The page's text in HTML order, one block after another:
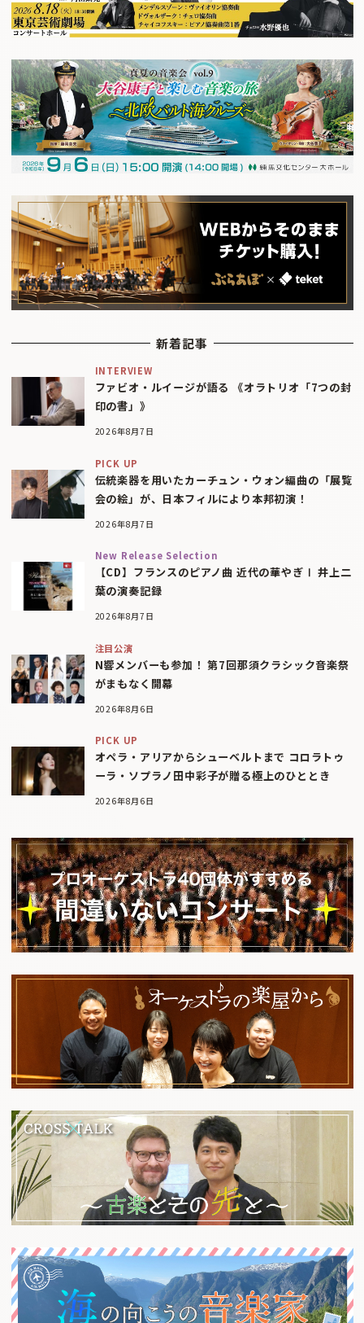
新着記事
INTERVIEW
ファビオ・ルイージが語る 《オラトリオ「7つの封
印の書」》
2026年8月7日
PICK UP
伝統楽器を用いたカーチュン・ウォン編曲の「展覧
会の絵」が、日本フィルにより本邦初演！
2026年8月7日
New Release Selection
【CD】フランスのピアノ曲 近代の華やぎⅠ 井上二
葉の演奏記録
2026年8月7日
注目公演
N響メンバーも参加！ 第7回那須クラシック音楽祭
がまもなく開幕
2026年8月6日
PICK UP
オペラ・アリアからシューベルトまで コロラトゥ
ーラ・ソプラノ田中彩子が贈る極上のひととき
2026年8月6日